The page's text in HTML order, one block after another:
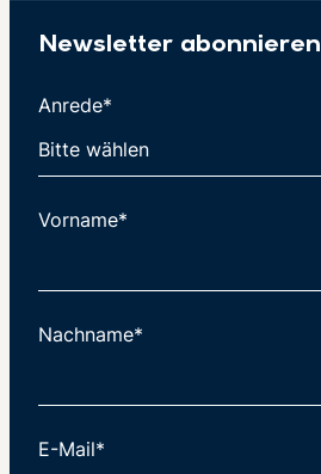
Newsletter abonnieren
Anrede*
Vorname*
Nachname*
E-Mail*